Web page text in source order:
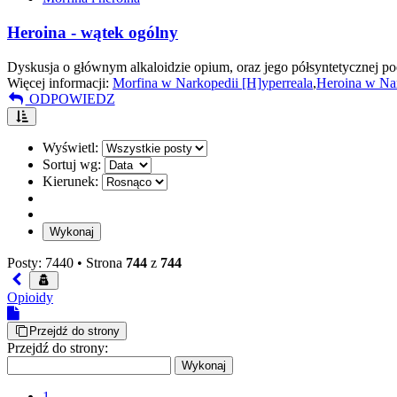
Heroina - wątek ogólny
Dyskusja o głównym alkaloidzie opium, oraz jego półsyntetycznej
Więcej informacji: Morfina w Narkopedii [H]yperreala,Heroina w
ODPOWIEDZ
Wyświetl:
Sortuj wg:
Kierunek:
Posty: 7440 • Strona 744 z 744
Opioidy
Przejdź do strony
Przejdź do strony: